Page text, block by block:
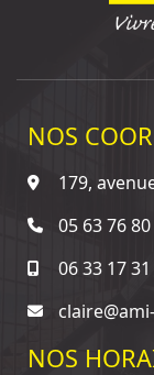
NOS
179,
05 63 76
06 33 17
NOS